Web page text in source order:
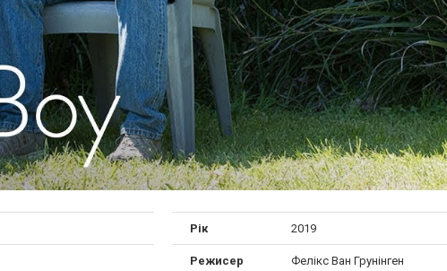
Рік 2019
Режисер Фелікс Ван Грунінген